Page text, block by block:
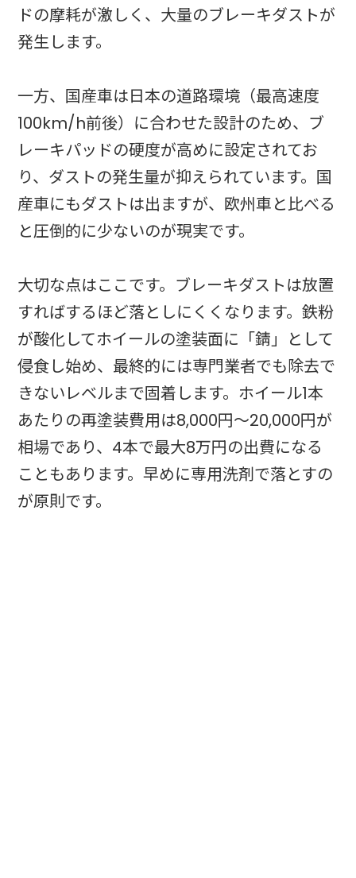
ドの摩耗が激しく、大量のブレーキダストが
発生します。
一方、国産車は日本の道路環境（最高速度
100km/h前後）に合わせた設計のため、ブ
レーキパッドの硬度が高めに設定されてお
り、ダストの発生量が抑えられています。国
産車にもダストは出ますが、欧州車と比べる
と圧倒的に少ないのが現実です。
大切な点はここです。ブレーキダストは放置
すればするほど落としにくくなります。鉄粉
が酸化してホイールの塗装面に「錆」として
侵食し始め、最終的には専門業者でも除去で
きないレベルまで固着します。ホイール1本
あたりの再塗装費用は8,000円〜20,000円が
相場であり、4本で最大8万円の出費になる
こともあります。早めに専用洗剤で落とすの
が原則です。